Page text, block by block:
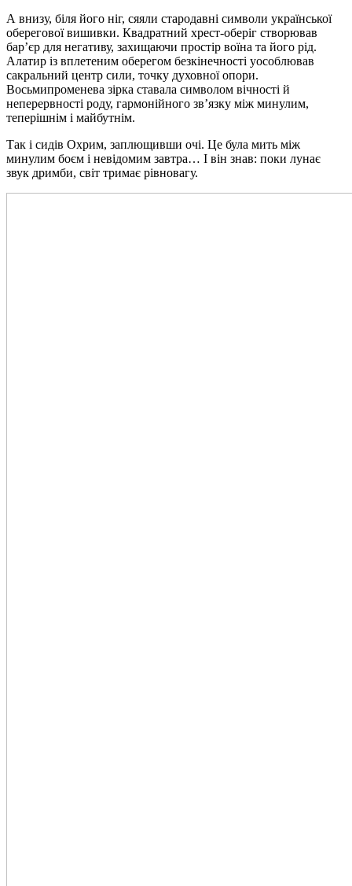
А внизу, біля його ніг, сяяли стародавні символи української
оберегової вишивки. Квадратний хрест-оберіг створював
бар’єр для негативу, захищаючи простір воїна та його рід.
Алатир із вплетеним оберегом безкінечності уособлював
сакральний центр сили, точку духовної опори.
Восьмипроменева зірка ставала символом вічності й
неперервності роду, гармонійного зв’язку між минулим,
теперішнім і майбутнім.
Так і сидів Охрим, заплющивши очі. Це була мить між
минулим боєм і невідомим завтра… І він знав: поки лунає
звук дримби, світ тримає рівновагу.